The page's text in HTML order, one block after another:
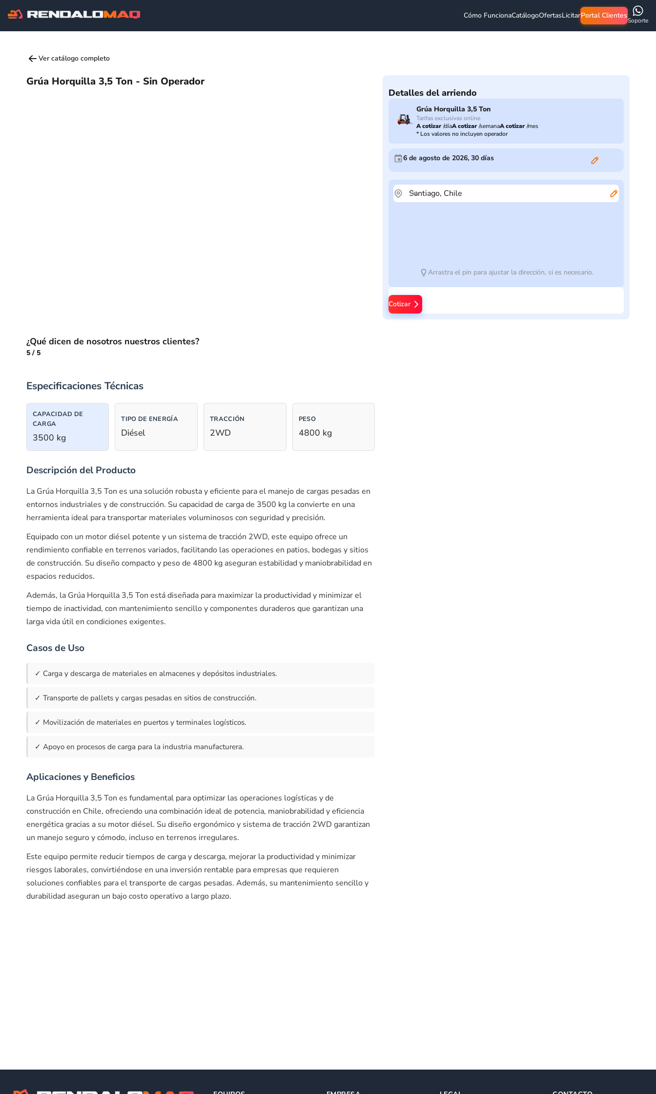
Cómo FuncionaCatálogoOfertasLicitarPortal Clientes
Soporte
Ver catálogo completo
Grúa Horquilla 3,5 Ton - Sin Operador
Detalles del arriendo
Grúa Horquilla 3,5 Ton
Tarifas exclusivas online
A cotizar /díaA cotizar /semanaA cotizar /mes
* Los valores no incluyen operador
6 de agosto de 2026,30 días
Arrastra el pin para ajustar la dirección, si es necesario.
Cotizar
¿Qué dicen de nosotros nuestros clientes?
5/ 5
Especificaciones Técnicas
CAPACIDAD DE
CARGA
3500 kg
TIPO DE ENERGÍA
Diésel
TRACCIÓN
2WD
PESO
4800 kg
Descripción del Producto
La Grúa Horquilla 3,5 Ton es una solución robusta y eficiente para el manejo de cargas pesadas en
entornos industriales y de construcción. Su capacidad de carga de 3500 kg la convierte en una
herramienta ideal para transportar materiales voluminosos con seguridad y precisión.
Equipado con un motor diésel potente y un sistema de tracción 2WD, este equipo ofrece un
rendimiento confiable en terrenos variados, facilitando las operaciones en patios, bodegas y sitios
de construcción. Su diseño compacto y peso de 4800 kg aseguran estabilidad y maniobrabilidad en
espacios reducidos.
Además, la Grúa Horquilla 3,5 Ton está diseñada para maximizar la productividad y minimizar el
tiempo de inactividad, con mantenimiento sencillo y componentes duraderos que garantizan una
larga vida útil en condiciones exigentes.
Casos de Uso
✓ Carga y descarga de materiales en almacenes y depósitos industriales.
✓ Transporte de pallets y cargas pesadas en sitios de construcción.
✓ Movilización de materiales en puertos y terminales logísticos.
✓ Apoyo en procesos de carga para la industria manufacturera.
Aplicaciones y Beneficios
La Grúa Horquilla 3,5 Ton es fundamental para optimizar las operaciones logísticas y de
construcción en Chile, ofreciendo una combinación ideal de potencia, maniobrabilidad y eficiencia
energética gracias a su motor diésel. Su diseño ergonómico y sistema de tracción 2WD garantizan
un manejo seguro y cómodo, incluso en terrenos irregulares.
Este equipo permite reducir tiempos de carga y descarga, mejorar la productividad y minimizar
riesgos laborales, convirtiéndose en una inversión rentable para empresas que requieren
soluciones confiables para el transporte de cargas pesadas. Además, su mantenimiento sencillo y
durabilidad aseguran un bajo costo operativo a largo plazo.